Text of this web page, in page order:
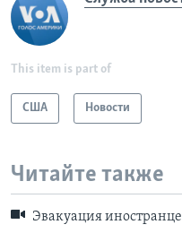
This item is part of
США Новости
Читайте также
Эвакуация